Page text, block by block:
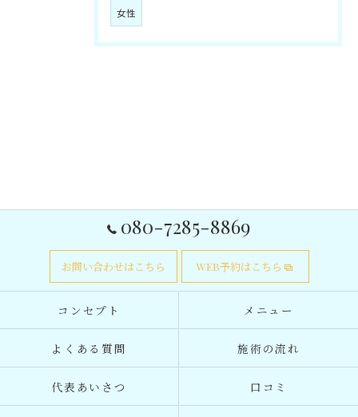
女性
080-7285-8869
お問い合わせはこちら WEB予約はこちら
コンセプト メニュー
よくある質問 施術の流れ
代表あいさつ 口コミ